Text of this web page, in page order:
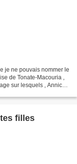
je ne pouvais nommer le
de Tonate-Macouria ,
sur lesquels , Annick
filles